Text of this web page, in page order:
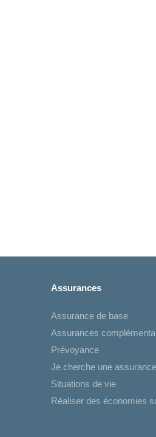
Assurances
Assurance de base
Assurances
Prévoyance
Je cherche une
Situations de vie
Réaliser des économies